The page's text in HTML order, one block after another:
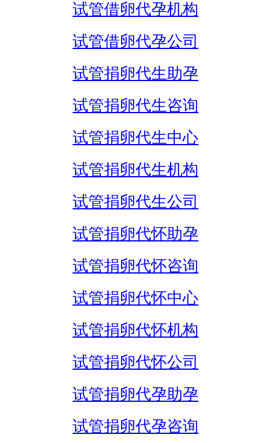
试管借卵代孕机构
试管借卵代孕公司
试管捐卵代生助孕
试管捐卵代生咨询
试管捐卵代生中心
试管捐卵代生机构
试管捐卵代生公司
试管捐卵代怀助孕
试管捐卵代怀咨询
试管捐卵代怀中心
试管捐卵代怀机构
试管捐卵代怀公司
试管捐卵代孕助孕
试管捐卵代孕咨询